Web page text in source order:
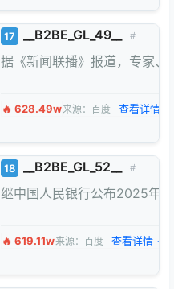
17 __B2BE_GL_49__ #
据《新闻联播》报道，专家
🔥 628.49w来源：百度 查看详情 →
18 __B2BE_GL_52__ #
继中国人民银行公布2025年
🔥 619.11w来源：百度 查看详情 →